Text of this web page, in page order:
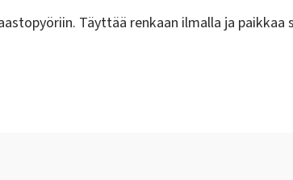
Täyttää renkaan ilmalla ja